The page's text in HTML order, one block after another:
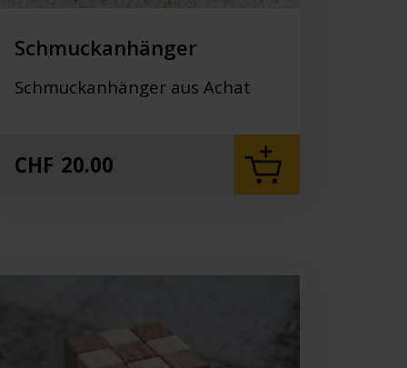
Schmuckanhänger
Schmuckanhänger aus Achat
CHF 20.00